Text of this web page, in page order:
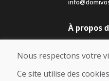
À propos
Blog
À propos de
Boutique
Contact
Nous respectons votre
Ce site utilise des